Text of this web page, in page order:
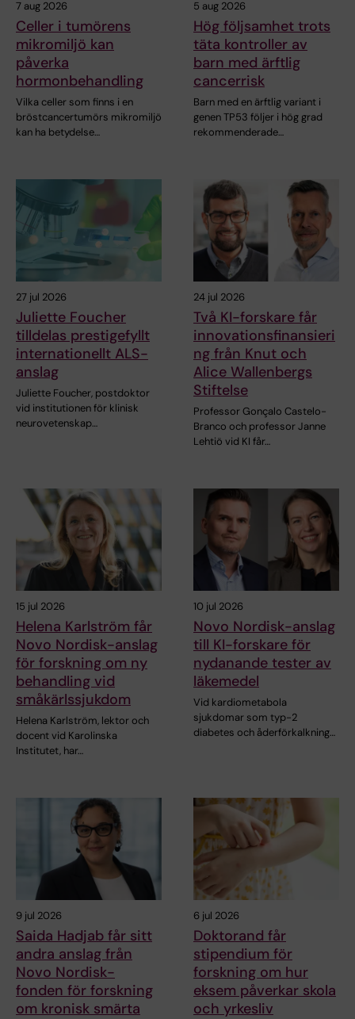
7 aug 2026
Celler i tumörens
mikromiljö kan
påverka
hormonbehandling
Vilka celler som finns i en
bröstcancertumörs mikromiljö
kan ha betydelse…
5 aug 2026
Hög följsamhet trots
täta kontroller av
barn med ärftlig
cancerrisk
Barn med en ärftlig variant i
genen TP53 följer i hög grad
rekommenderade…
27 jul 2026
Juliette Foucher
tilldelas prestigefyllt
internationellt ALS-
anslag
Juliette Foucher, postdoktor
vid institutionen för klinisk
neurovetenskap…
24 jul 2026
Två KI-forskare får
innovationsfinansieri
ng från Knut och
Alice Wallenbergs
Stiftelse
Professor Gonçalo Castelo-
Branco och professor Janne
Lehtiö vid KI får…
15 jul 2026
Helena Karlström får
Novo Nordisk-anslag
för forskning om ny
behandling vid
småkärlssjukdom
Helena Karlström, lektor och
docent vid Karolinska
Institutet, har…
10 jul 2026
Novo Nordisk-anslag
till KI-forskare för
nydanande tester av
läkemedel
Vid kardiometabola
sjukdomar som typ-2
diabetes och åderförkalkning…
9 jul 2026
Saida Hadjab får sitt
andra anslag från
Novo Nordisk-
fonden för forskning
om kronisk smärta
6 jul 2026
Doktorand får
stipendium för
forskning om hur
eksem påverkar skola
och yrkesliv